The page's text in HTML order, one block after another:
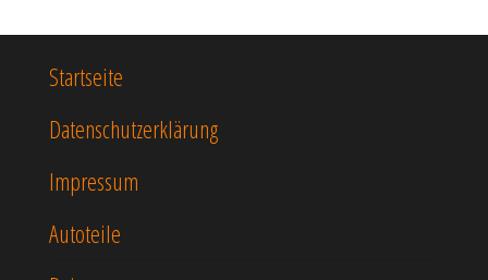
Startseite
Datenschutzerklärung
Impressum
Autoteile